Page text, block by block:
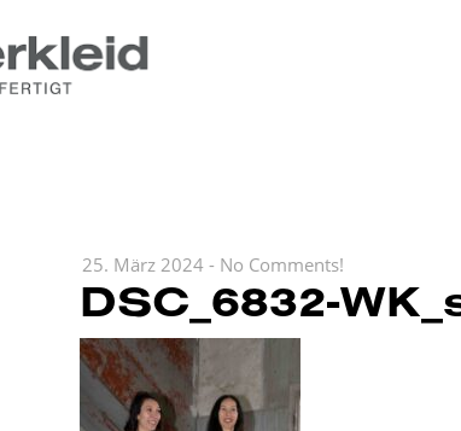
25. März 2024 - No Comments!
DSC_6832-